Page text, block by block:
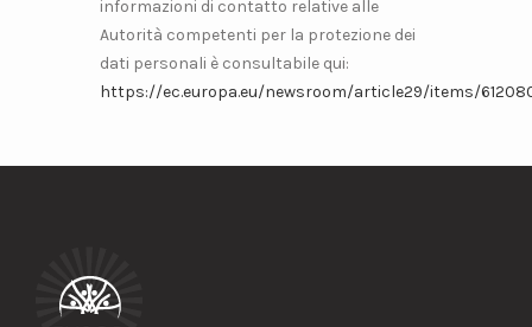
informazioni di contatto relative alle
Autorità competenti per la protezione dei
dati personali è consultabile qui:
https://ec.europa.eu/newsroom/article29/items/